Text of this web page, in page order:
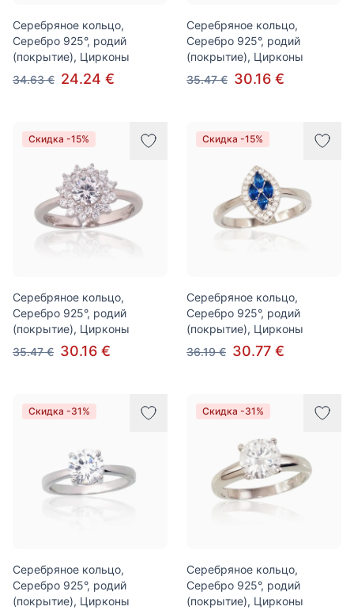
Серебряное кольцо,
Серебро 925°, родий
(покрытие), Цирконы
34.63 € 24.24 €
Серебряное кольцо,
Серебро 925°, родий
(покрытие), Цирконы
35.47 € 30.16 €
Скидка -15%
Серебряное кольцо,
Серебро 925°, родий
(покрытие), Цирконы
35.47 € 30.16 €
Скидка -15%
Серебряное кольцо,
Серебро 925°, родий
(покрытие), Цирконы
36.19 € 30.77 €
Скидка -31%
Серебряное кольцо,
Серебро 925°, родий
(покрытие), Цирконы
Скидка -31%
Серебряное кольцо,
Серебро 925°, родий
(покрытие), Цирконы